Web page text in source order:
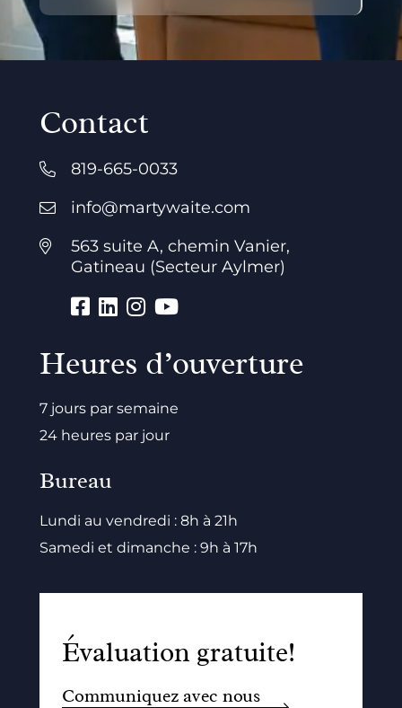
Contact
819-665-0033
info@martywaite.com
563 suite A, chemin Vanier,
Gatineau (Secteur Aylmer)
Heures d’ouverture
7 jours par semaine
24 heures par jour
Bureau
Lundi au vendredi : 8h à 21h
Samedi et dimanche : 9h à 17h
Évaluation gratuite!
Communiquez avec nous